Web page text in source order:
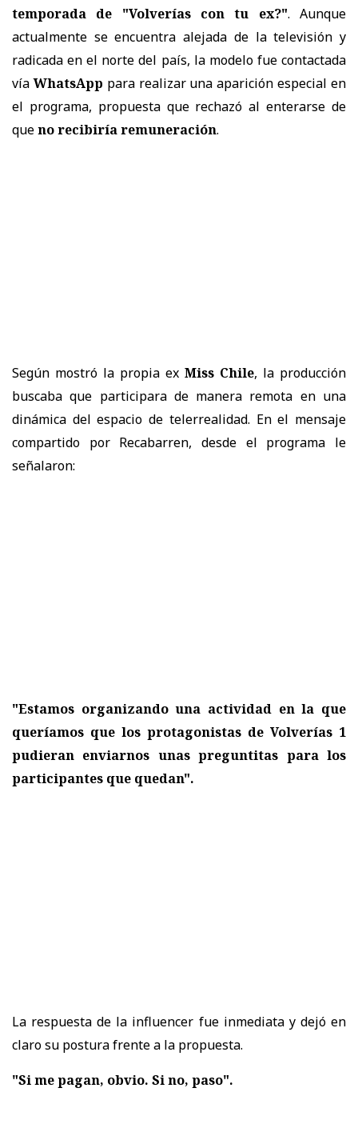
temporada de "Volverías con tu ex?". Aunque
actualmente se encuentra alejada de la televisión y
radicada en el norte del país, la modelo fue contactada
víaWhatsApp para realizar una aparición especial en
el programa, propuesta que rechazó al enterarse de
queno recibiría remuneración.
Según mostró la propia ex Miss Chile, la producción
buscaba que participara de manera remota en una
dinámica del espacio de telerrealidad. En el mensaje
compartido por Recabarren, desde el programa le
señalaron:
"Estamos organizando una actividad en la que
queríamos que los protagonistas de Volverías 1
pudieran enviarnos unas preguntitas para los
participantes que quedan".
La respuesta de la influencer fue inmediata y dejó en
claro su postura frente a la propuesta.
"Si me pagan, obvio. Si no, paso".